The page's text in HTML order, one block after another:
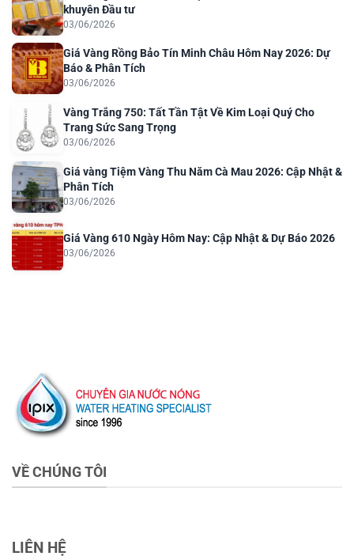
khuyên Đầu tư
03/06/2026
Giá Vàng Rồng Bảo Tín Minh Châu Hôm Nay 2026: Dự
Báo & Phân Tích
03/06/2026
Vàng Trắng 750: Tất Tần Tật Về Kim Loại Quý Cho
Trang Sức Sang Trọng
03/06/2026
Giá vàng Tiệm Vàng Thu Năm Cà Mau 2026: Cập Nhật &
Phân Tích
03/06/2026
Giá Vàng 610 Ngày Hôm Nay: Cập Nhật & Dự Báo 2026
03/06/2026
VỀ CHÚNG TÔI
LIÊN HỆ